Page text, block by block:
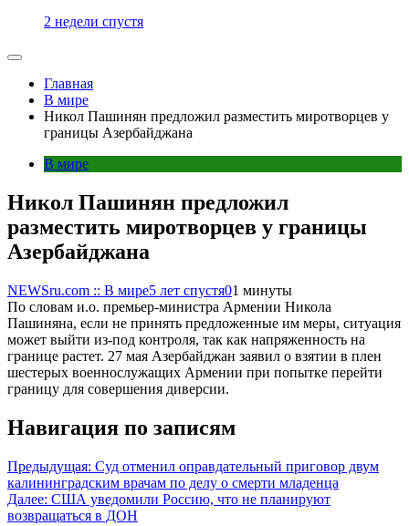
2 недели спустя
Главная
В мире
Никол Пашинян предложил разместить миротворцев у
границы Азербайджана
В мире
Никол Пашинян предложил
разместить миротворцев у границы
Азербайджана
NEWSru.com :: В мире5 лет спустя01 минуты
По словам и.о. премьер-министра Армении Никола
Пашиняна, если не принять предложенные им меры, ситуация
может выйти из-под контроля, так как напряженность на
границе растет. 27 мая Азербайджан заявил о взятии в плен
шестерых военнослужащих Армении при попытке перейти
границу для совершения диверсии.
Навигация по записям
Предыдущая: Суд отменил оправдательный приговор двум
калининградским врачам по делу о смерти младенца
Далее: США уведомили Россию, что не планируют
возвращаться в ДОН